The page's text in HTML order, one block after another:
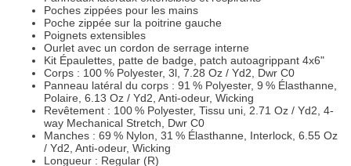
Poches zippées pour les mains
Poche zippée sur la poitrine gauche
Poignets extensibles
Ourlet avec un cordon de serrage interne
Kit Épaulettes, patte de badge, patch autoagrippant 4x6"
Corps : 100 % Polyester, 3l, 7.28 Oz / Yd2, Dwr C0
Panneau latéral du corps : 91 % Polyester, 9 % Élasthanne,
Polaire, 6.13 Oz / Yd2, Anti-odeur, Wicking
Revêtement : 100 % Polyester, Tissu uni, 2.71 Oz / Yd2, 4-
way Mechanical Stretch, Dwr C0
Manches : 69 % Nylon, 31 % Élasthanne, Interlock, 6.55 Oz
/ Yd2, Anti-odeur, Wicking
Longueur : Regular (R)